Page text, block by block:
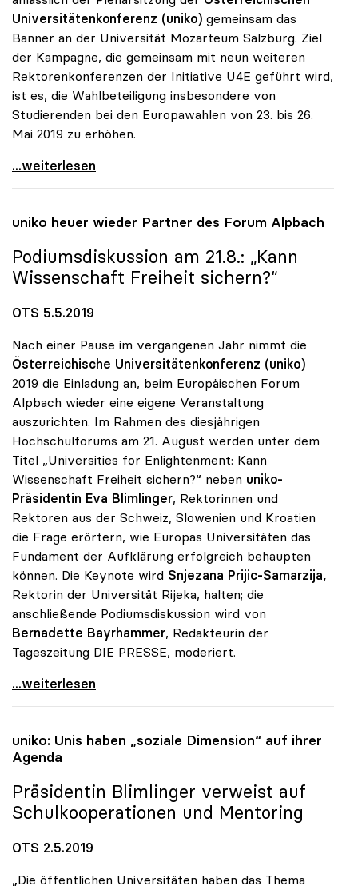
Universitätenkonferenz (uniko) gemeinsam das
Banner an der Universität Mozarteum Salzburg. Ziel
der Kampagne, die gemeinsam mit neun weiteren
Rektorenkonferenzen der Initiative U4E geführt wird,
ist es, die Wahlbeteiligung insbesondere von
Studierenden bei den Europawahlen von 23. bis 26.
Mai 2019 zu erhöhen.
uniko präsentierte Banner „Universities vote for
...weiterlesen
uniko heuer wieder Partner des Forum Alpbach
Podiumsdiskussion am 21.8.: „Kann
Wissenschaft Freiheit sichern?“
OTS 5.5.2019
Nach einer Pause im vergangenen Jahr nimmt die
Österreichische Universitätenkonferenz (uniko)
2019 die Einladung an, beim Europäischen Forum
Alpbach wieder eine eigene Veranstaltung
auszurichten. Im Rahmen des diesjährigen
Hochschulforums am 21. August werden unter dem
Titel „Universities for Enlightenment: Kann
Wissenschaft Freiheit sichern?“ neben uniko-
Präsidentin Eva Blimlinger, Rektorinnen und
Rektoren aus der Schweiz, Slowenien und Kroatien
die Frage erörtern, wie Europas Universitäten das
Fundament der Aufklärung erfolgreich behaupten
können. Die Keynote wird Snjezana Prijic-Samarzija,
Rektorin der Universität Rijeka, halten; die
anschließende Podiumsdiskussion wird von
Bernadette Bayrhammer, Redakteurin der
Tageszeitung DIE PRESSE, moderiert.
uniko heuer wieder Partner des Forum Alpbach
...weiterlesen
uniko: Unis haben „soziale Dimension“ auf ihrer
Agenda
Präsidentin Blimlinger verweist auf
Schulkooperationen und Mentoring
OTS 2.5.2019
„Die öffentlichen Universitäten haben das Thema